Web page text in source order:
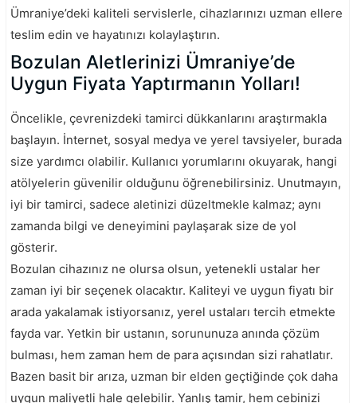
Ümraniye’deki kaliteli servislerle, cihazlarınızı uzman ellere
teslim edin ve hayatınızı kolaylaştırın.
Bozulan Aletlerinizi Ümraniye’de
Uygun Fiyata Yaptırmanın Yolları!
Öncelikle, çevrenizdeki tamirci dükkanlarını araştırmakla
başlayın. İnternet, sosyal medya ve yerel tavsiyeler, burada
size yardımcı olabilir. Kullanıcı yorumlarını okuyarak, hangi
atölyelerin güvenilir olduğunu öğrenebilirsiniz. Unutmayın,
iyi bir tamirci, sadece aletinizi düzeltmekle kalmaz; aynı
zamanda bilgi ve deneyimini paylaşarak size de yol
gösterir.
Bozulan cihazınız ne olursa olsun, yetenekli ustalar her
zaman iyi bir seçenek olacaktır. Kaliteyi ve uygun fiyatı bir
arada yakalamak istiyorsanız, yerel ustaları tercih etmekte
fayda var. Yetkin bir ustanın, sorununuza anında çözüm
bulması, hem zaman hem de para açısından sizi rahatlatır.
Bazen basit bir arıza, uzman bir elden geçtiğinde çok daha
uygun maliyetli hale gelebilir. Yanlış tamir, hem cebinizi